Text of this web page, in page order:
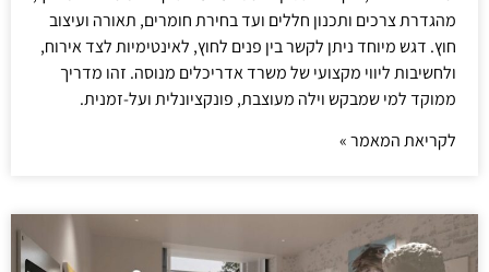
מהגדרת צרכים ותכנון חללים ועד בחירת חומרים, תאורה ועיצוב
חוץ. דגש מיוחד ניתן לקשר בין פנים לחוץ, לאינטימיות לצד אירוח,
ולחשיבות ליווי מקצועי של משרד אדריכלים מנוסה. זהו מדריך
ממוקד למי שמבקש וילה מעוצבת, פונקציונלית ועל-זמנית.
לקריאת המאמר »